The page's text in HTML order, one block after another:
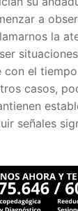
a
la
con el
casos,
señales